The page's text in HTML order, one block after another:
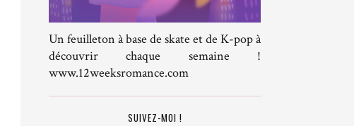
Un feuilleton à base de skate et de K-pop à
découvrir chaque semaine !
www.12weeksromance.com
SUIVEZ-MOI !